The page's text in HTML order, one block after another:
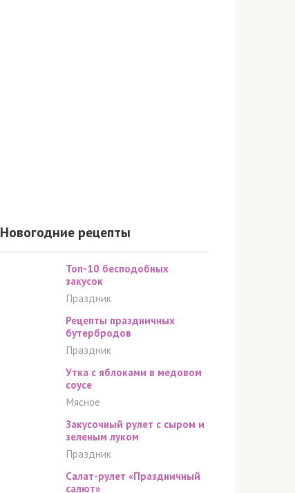
Новогодние рецепты
Топ-10 бесподобных
закусок
Праздник
Рецепты праздничных
бутербродов
Праздник
Утка с яблоками в медовом
соусе
Мясное
Закусочный рулет с сыром и
зеленым луком
Праздник
Салат-рулет «Праздничный
салют»